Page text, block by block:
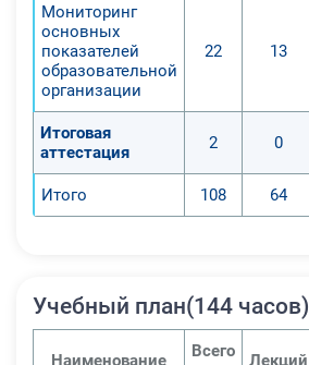
Мониторинг
основных
показателей
образовательной
организации
22 13
Итоговая
аттестация
2 0
Итого 108 64
Учебный план(144 часов)
Наименование
Всего
Лекций